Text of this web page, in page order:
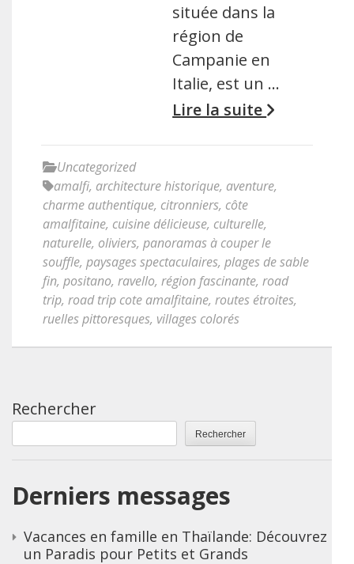
située dans la
région de
Campanie en
Italie, est un …
Lire la suite
Uncategorized
amalfi, architecture historique, aventure,
charme authentique, citronniers, côte
amalfitaine, cuisine délicieuse, culturelle,
naturelle, oliviers, panoramas à couper le
souffle, paysages spectaculaires, plages de sable
fin, positano, ravello, région fascinante, road
trip, road trip cote amalfitaine, routes étroites,
ruelles pittoresques, villages colorés
Rechercher
Rechercher
Derniers messages
Vacances en famille en Thaïlande: Découvrez
un Paradis pour Petits et Grands